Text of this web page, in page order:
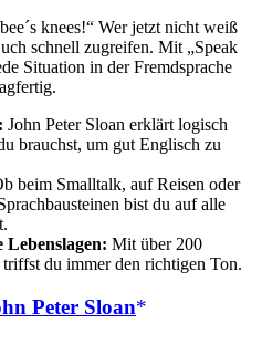
knees!“ Wer jetzt nicht weiß
schnell zugreifen. Mit „Speak
Situation in der Fremdsprache
John Peter Sloan erklärt logisch
brauchst, um gut Englisch zu
beim Smalltalk, auf Reisen oder
bist du auf alle
Lebenslagen: Mit über 200
du immer den richtigen Ton.
Peter Sloan